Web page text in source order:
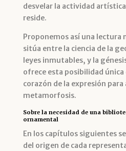
desvelar la actividad
reside.
Proponemos así una lectura
sitúa entre la ciencia de la
leyes inmutables, y la
ofrece esta posibilidad única
corazón de la expresión para
metamorfosis.
Sobre la necesidad de una
ornamental
En los capítulos siguientes
del origen de cada